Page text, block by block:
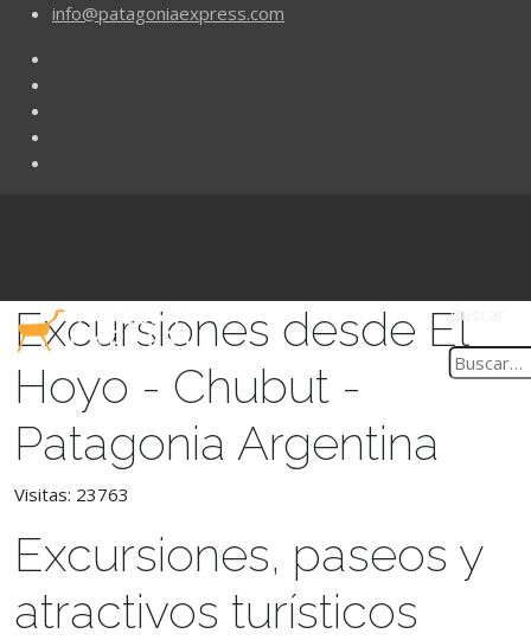
info@patagoniaexpress.com
Buscar
Excursiones desde El
Hoyo - Chubut -
Patagonia Argentina
Visitas: 23763
Excursiones, paseos y
atractivos turísticos